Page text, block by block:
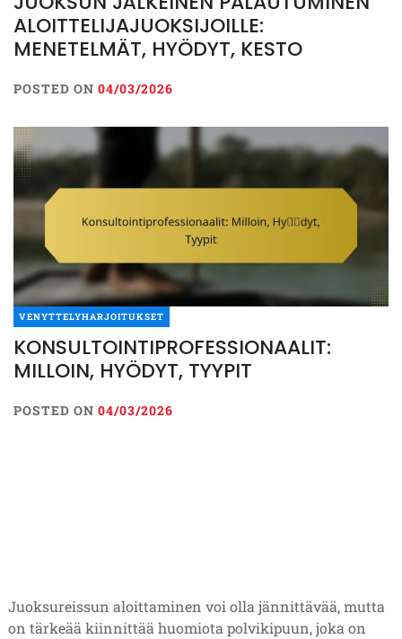
ALOITTELIJAJUOKSIJOILLE:
MENETELMÄT, HYÖDYT, KESTO
POSTED ON 04/03/2026
VENYTTELYHARJOITUKSET
KONSULTOINTIPROFESSIONAALIT:
MILLOIN, HYÖDYT, TYYPIT
POSTED ON 04/03/2026
Juoksureissun aloittaminen voi olla jännittävää, mutta
on tärkeää kiinnittää huomiota polvikipuun, joka on